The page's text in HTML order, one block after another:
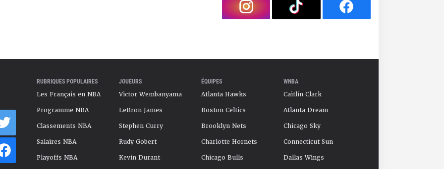
RUBRIQUES POPULAIRES
Les Français en NBA
Programme NBA
Classements NBA
Salaires NBA
Playoffs NBA
JOUEURS
Victor Wembanyama
LeBron James
Stephen Curry
Rudy Gobert
Kevin Durant
ÉQUIPES
Atlanta Hawks
Boston Celtics
Brooklyn Nets
Charlotte Hornets
Chicago Bulls
WNBA
Caitlin Clark
Atlanta Dream
Chicago Sky
Connecticut Sun
Dallas Wings